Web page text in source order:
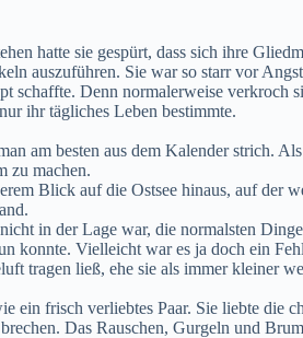
hatte sie gespürt, dass sich ihre
auszuführen. Sie war so starr vor
schaffte. Denn normalerweise
ihr tägliches Leben bestimmte.
am besten aus dem Kalender strich.
zu machen.
Blick auf die Ostsee hinaus, auf
in der Lage war, die normalsten
konnte. Vielleicht war es ja doch ein
tragen ließ, ehe sie als immer kleiner
frisch verliebtes Paar. Sie liebte die
Das Rauschen, Gurgeln und